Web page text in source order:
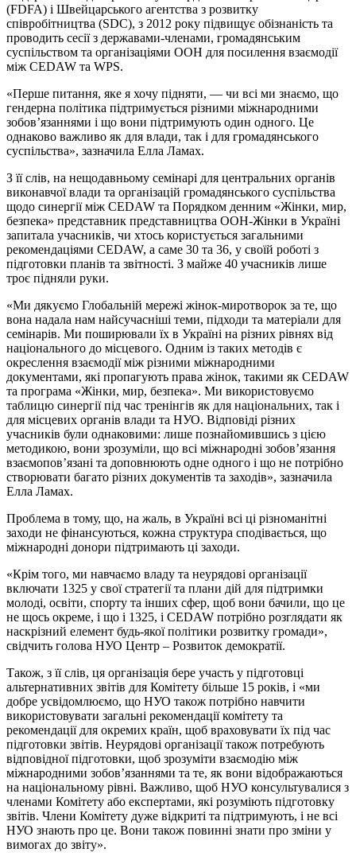
(FDFA) і Швейцарського агентства з розвитку
співробітництва (SDC), з 2012 року підвищує обізнаність та
проводить сесії з державами-членами, громадянським
суспільством та організаціями ООН для посилення взаємодії
між CEDAW та WPS.
«Перше питання, яке я хочу підняти, — чи всі ми знаємо, що
гендерна політика підтримується різними міжнародними
зобов’язаннями і що вони підтримують один одного. Це
однаково важливо як для влади, так і для громадянського
суспільства», зазначила Елла Ламах.
З її слів, на нещодавньому семінарі для центральних органів
виконавчої влади та організацій громадянського суспільства
щодо синергії між CEDAW та Порядком денним «Жінки, мир,
безпека» представник представництва ООН-Жінки в Україні
запитала учасників, чи хтось користується загальними
рекомендаціями CEDAW, а саме 30 та 36, у своїй роботі з
підготовки планів та звітності. З майже 40 учасників лише
троє підняли руки.
«Ми дякуємо Глобальній мережі жінок-миротворок за те, що
вона надала нам найсучасніші теми, підходи та матеріали для
семінарів. Ми поширювали їх в Україні на різних рівнях від
національного до місцевого. Одним із таких методів є
окреслення взаємодії між різними міжнародними
документами, які пропагують права жінок, такими як CEDAW
та програма «Жінки, мир, безпека». Ми використовуємо
таблицю синергії під час тренінгів як для національних, так і
для місцевих органів влади та НУО. Відповіді різних
учасників були однаковими: лише познайомившись з цією
методикою, вони зрозуміли, що всі міжнародні зобов’язання
взаємопов’язані та доповнюють одне одного і що не потрібно
створювати багато різних документів та заходів», зазначила
Елла Ламах.
Проблема в тому, що, на жаль, в Україні всі ці різноманітні
заходи не фінансуються, кожна структура сподівається, що
міжнародні донори підтримають ці заходи.
«Крім того, ми навчаємо владу та неурядові організації
включати 1325 у свої стратегії та плани дій для підтримки
молоді, освіти, спорту та інших сфер, щоб вони бачили, що це
не щось окреме, і що і 1325, і CEDAW потрібно розглядати як
наскрізний елемент будь-якої політики розвитку громади»,
свідчить голова НУО Центр – Розвиток демократії.
Також, з її слів, ця організація бере участь у підготовці
альтернативних звітів для Комітету більше 15 років, і «ми
добре усвідомлюємо, що НУО також потрібно навчити
використовувати загальні рекомендації комітету та
рекомендації для окремих країн, щоб враховувати їх під час
підготовки звітів. Неурядові організації також потребують
відповідної підготовки, щоб зрозуміти взаємодію між
міжнародними зобов’язаннями та те, як вони відображаються
на національному рівні. Важливо, щоб НУО консультувалися з
членами Комітету або експертами, які розуміють підготовку
звітів. Члени Комітету дуже відкриті та підтримують, і не всі
НУО знають про це. Вони також повинні знати про зміни у
вимогах до звіту».